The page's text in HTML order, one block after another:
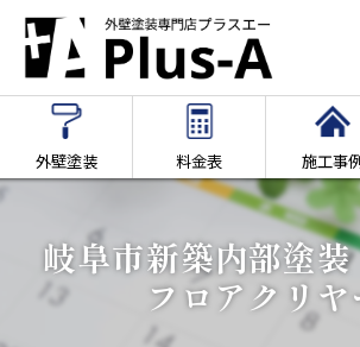
外壁塗装 料金表 施工事
岐阜市新築内部塗
フロアクリヤ